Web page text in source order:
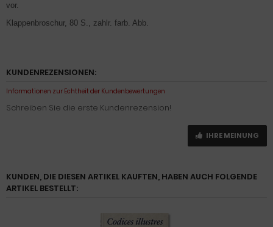
vor.
Klappenbroschur, 80 S., zahlr. farb. Abb.
KUNDENREZENSIONEN:
Informationen zur Echtheit der Kundenbewertungen
Schreiben Sie die erste Kundenrezension!
IHRE MEINUNG
KUNDEN, DIE DIESEN ARTIKEL KAUFTEN, HABEN AUCH FOLGENDE
ARTIKEL BESTELLT: